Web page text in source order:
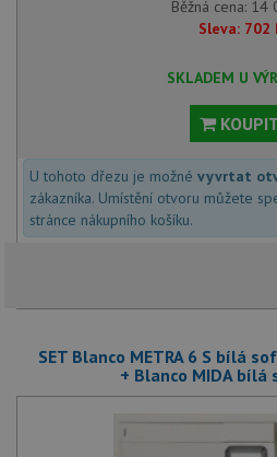
Běžná cena: 14
Sleva: 702
SKLADEM U
U tohoto dřezu je možné vyvrtat
zákazníka. Umístění otvoru můžete
stránce nákupního košíku.
SET Blanco METRA 6 S bílá
+ Blanco MIDA bílá